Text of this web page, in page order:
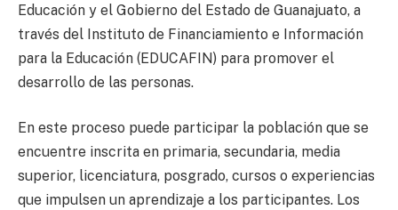
Educación y el Gobierno del Estado de Guanajuato, a
través del Instituto de Financiamiento e Información
para la Educación (EDUCAFIN) para promover el
desarrollo de las personas.
En este proceso puede participar la población que se
encuentre inscrita en primaria, secundaria, media
superior, licenciatura, posgrado, cursos o experiencias
que impulsen un aprendizaje a los participantes. Los